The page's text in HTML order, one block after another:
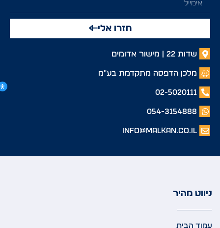
חזרו אלי
שדות 22 | מישור אדומים
מלכן הדפסה מתקדמת בע"מ
02-5020111
054-3154888
info@malkan.co.il
ניווט מהיר
עמוד הבית